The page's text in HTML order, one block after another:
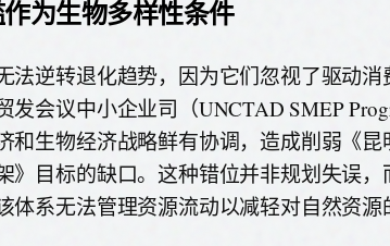
为生物多样性条件
法逆转退化趋势，因为它们忽视了驱动消
发会议中小企业司（UNCTAD SMEP
和生物经济战略鲜有协调，造成削弱《昆
》目标的缺口。这种错位并非规划失误，
体系无法管理资源流动以减轻对自然资源